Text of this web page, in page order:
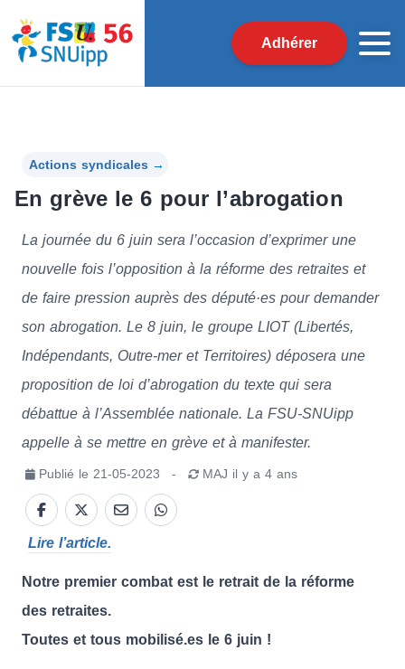
Adhérer
Actions syndicales →
En grève le 6 pour l’abrogation
La journée du 6 juin sera l’occasion d’exprimer une
nouvelle fois l’opposition à la réforme des retraites et
de faire pression auprès des député·es pour demander
son abrogation. Le 8 juin, le groupe LIOT (Libertés,
Indépendants, Outre-mer et Territoires) déposera une
proposition de loi d’abrogation du texte qui sera
débattue à l’Assemblée nationale. La FSU-SNUipp
appelle à se mettre en grève et à manifester.
Publié le 21-05-2023 - MAJ il y a 4 ans
Lire l’article.
Notre premier combat est le retrait de la réforme
des retraites.
Toutes et tous mobilisé.es le 6 juin !